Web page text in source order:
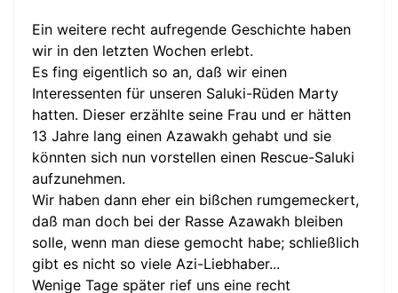
Ein weitere recht aufregende Geschichte haben
wir in den letzten Wochen erlebt.
Es fing eigentlich so an, daß wir einen
Interessenten für unseren Saluki-Rüden Marty
hatten. Dieser erzählte seine Frau und er hätten
13 Jahre lang einen Azawakh gehabt und sie
könnten sich nun vorstellen einen Rescue-Saluki
aufzunehmen.
Wir haben dann eher ein bißchen rumgemeckert,
daß man doch bei der Rasse Azawakh bleiben
solle, wenn man diese gemocht habe; schließlich
gibt es nicht so viele Azi-Liebhaber...
Wenige Tage später rief uns eine recht